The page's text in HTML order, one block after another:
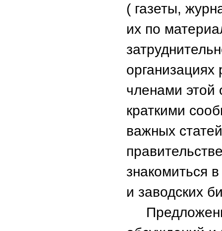
( газеты,
их по
организациях
членами этой
краткими
важных
знакомиться
и заводских